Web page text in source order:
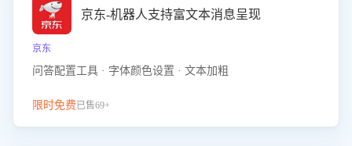
改，有效提升客户满意度和店铺整体服务质量。
京东-机器人支持富文本消息呈现
京东
问答配置工具 · 字体颜色设置 · 文本加粗
限时免费已售69+